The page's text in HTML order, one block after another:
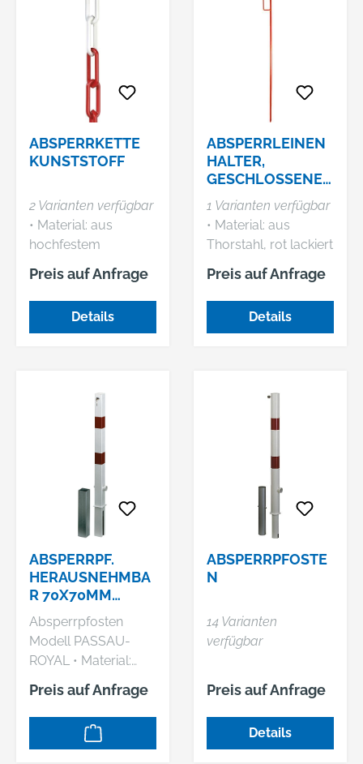
Multifunktionsdorn
294 mm, im
RUNPOTEC GmbH,
Thalgau, AT,
+43623520335,
m
RUNPOTEC GmbH,
Thalgau, AT,
+43623520335,
office@runpotec.co
Profilzylinder (3
ABSPERRKETTE
KUNSTSTOFF
2 Varianten verfügbar
• Material: aus
hochfestem
Kunststoff • Teilung:
35 mm x Ø 6 mm
Hinweis: Mindest-
Abnahmemenge: 20
Preis auf Anfrage
Details
ABSPERRLEINEN
HALTER,
GESCHLOSSENE
AUSFÜHRUNG
1 Varianten verfügbar
• Material: aus
Thorstahl, rot lackiert
• Mit
angeschmiedeter
Spitze
Preis auf Anfrage
Details
ABSPERRPF.
HERAUSNEHMBA
R 70X70MM
M.BODENH.ROT/
REFLGAH
ALBERTS
Absperrpfosten
Modell PASSAU-
ROYAL • Material:
Stahl, feuerverzinkt
und weiß
kunststoffbeschichtet
Preis auf Anfrage
ABSPERRPFOSTE
N
14 Varianten
verfügbar
Preis auf Anfrage
Details